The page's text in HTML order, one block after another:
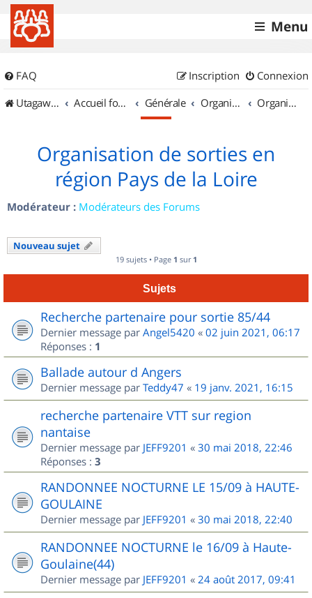
Menu
FAQ Connexion
Inscription
UtagawaVTT (Randos VTT et VTTAE avec traces GPS)
Accueil forum Générale Organisation de sorties & Recherche de partenaires Organisation de sorties en région Pays de la Loire
Organisation de sorties en
région Pays de la Loire
Modérateur : Modérateurs des Forums
Nouveau sujet
19 sujets • Page 1 sur 1
Sujets
Recherche partenaire pour sortie 85/44
Dernier message par Angel5420 « 02 juin 2021, 06:17
Réponses : 1
Ballade autour d Angers
Dernier message par Teddy47 « 19 janv. 2021, 16:15
recherche partenaire VTT sur region
nantaise
Dernier message par JEFF9201 « 30 mai 2018, 22:46
Réponses : 3
RANDONNEE NOCTURNE LE 15/09 à HAUTE-
GOULAINE
Dernier message par JEFF9201 « 30 mai 2018, 22:40
RANDONNEE NOCTURNE le 16/09 à Haute-
Goulaine(44)
Dernier message par JEFF9201 « 24 août 2017, 09:41